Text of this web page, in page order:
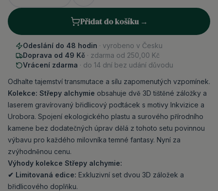
Přidat do košíku →
Odeslání do 48 hodin · vyrobeno v Česku
Doprava od 49 Kč · zdarma od 250,00 Kč
Vrácení zdarma · do 14 dní bez udání důvodu
Odhalte tajemství transmutace a sílu zapomenutých vzpomínek.
Kolekce: Střepy alchymie obsahuje dvě 3D tištěné záložky a
laserem gravírovaný břidlicový podtácek s motivy Inkvizice a
Urobora. Spojení ekologického plastu a surového přírodního
kamene bez dodatečných úprav dělá z tohoto setu povinnou
výbavu pro každého milovníka temné fantasy. Nyní za
zvýhodněnou cenu.
Výhody kolekce Střepy alchymie:
✔ Limitovaná edice: Exkluzivní set dvou 3D záložek a
břidlicového doplňku.